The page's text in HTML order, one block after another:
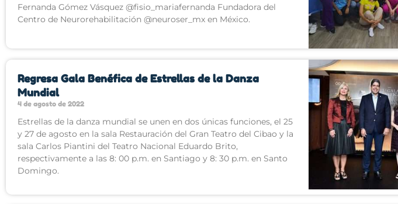
Fernanda Gómez Vásquez @fisio_mariafernanda Fundadora del
Centro de Neurorehabilitación @neuroser_mx en México.
Regresa Gala Benéfica de Estrellas de la Danza
Mundial
4 de agosto de 2022
Estrellas de la danza mundial se unen en dos únicas funciones, el 25
y 27 de agosto en la sala Restauración del Gran Teatro del Cibao y la
sala Carlos Piantini del Teatro Nacional Eduardo Brito,
respectivamente a las 8: 00 p.m. en Santiago y 8: 30 p.m. en Santo
Domingo.